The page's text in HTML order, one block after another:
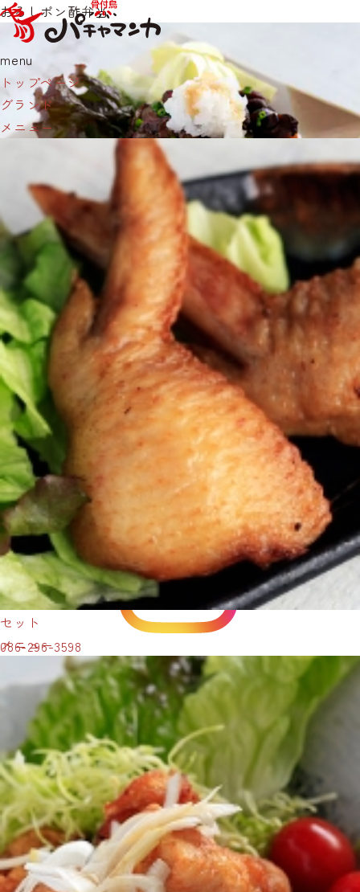
menu
トップページ
グランド
メニュー
セット
メニュー
おろしポン酢弁当
親鶏直火焼き弁当
しそ巻き揚げ弁当
パチャマンカ
について
パチャマンカは岡山市と倉敷市に店を構えております。ご
予約・お持ち帰りメニューは、お近くの店舗の電話番号よ
りお気軽にお問い合わせくださいませ。
骨付鳥パチャマンカ
岡山藤田店
086-296-3598
所在地
〒701-0221
岡山県岡山市南区藤田227-196
営業時間
【火水木】
（昼）11:30～14:30（夜）17:00～21:00
※オーダーストップ（昼）14：00（夜）20:30